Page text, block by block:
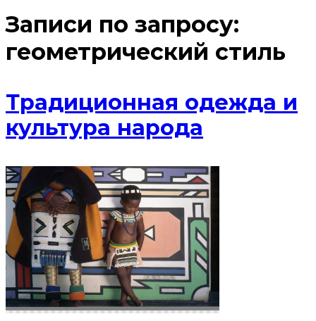
Записи по запросу:
геометрический стиль
Традиционная одежда и
культура народа